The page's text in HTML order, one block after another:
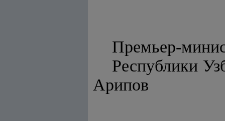
Премьер-
Арипов